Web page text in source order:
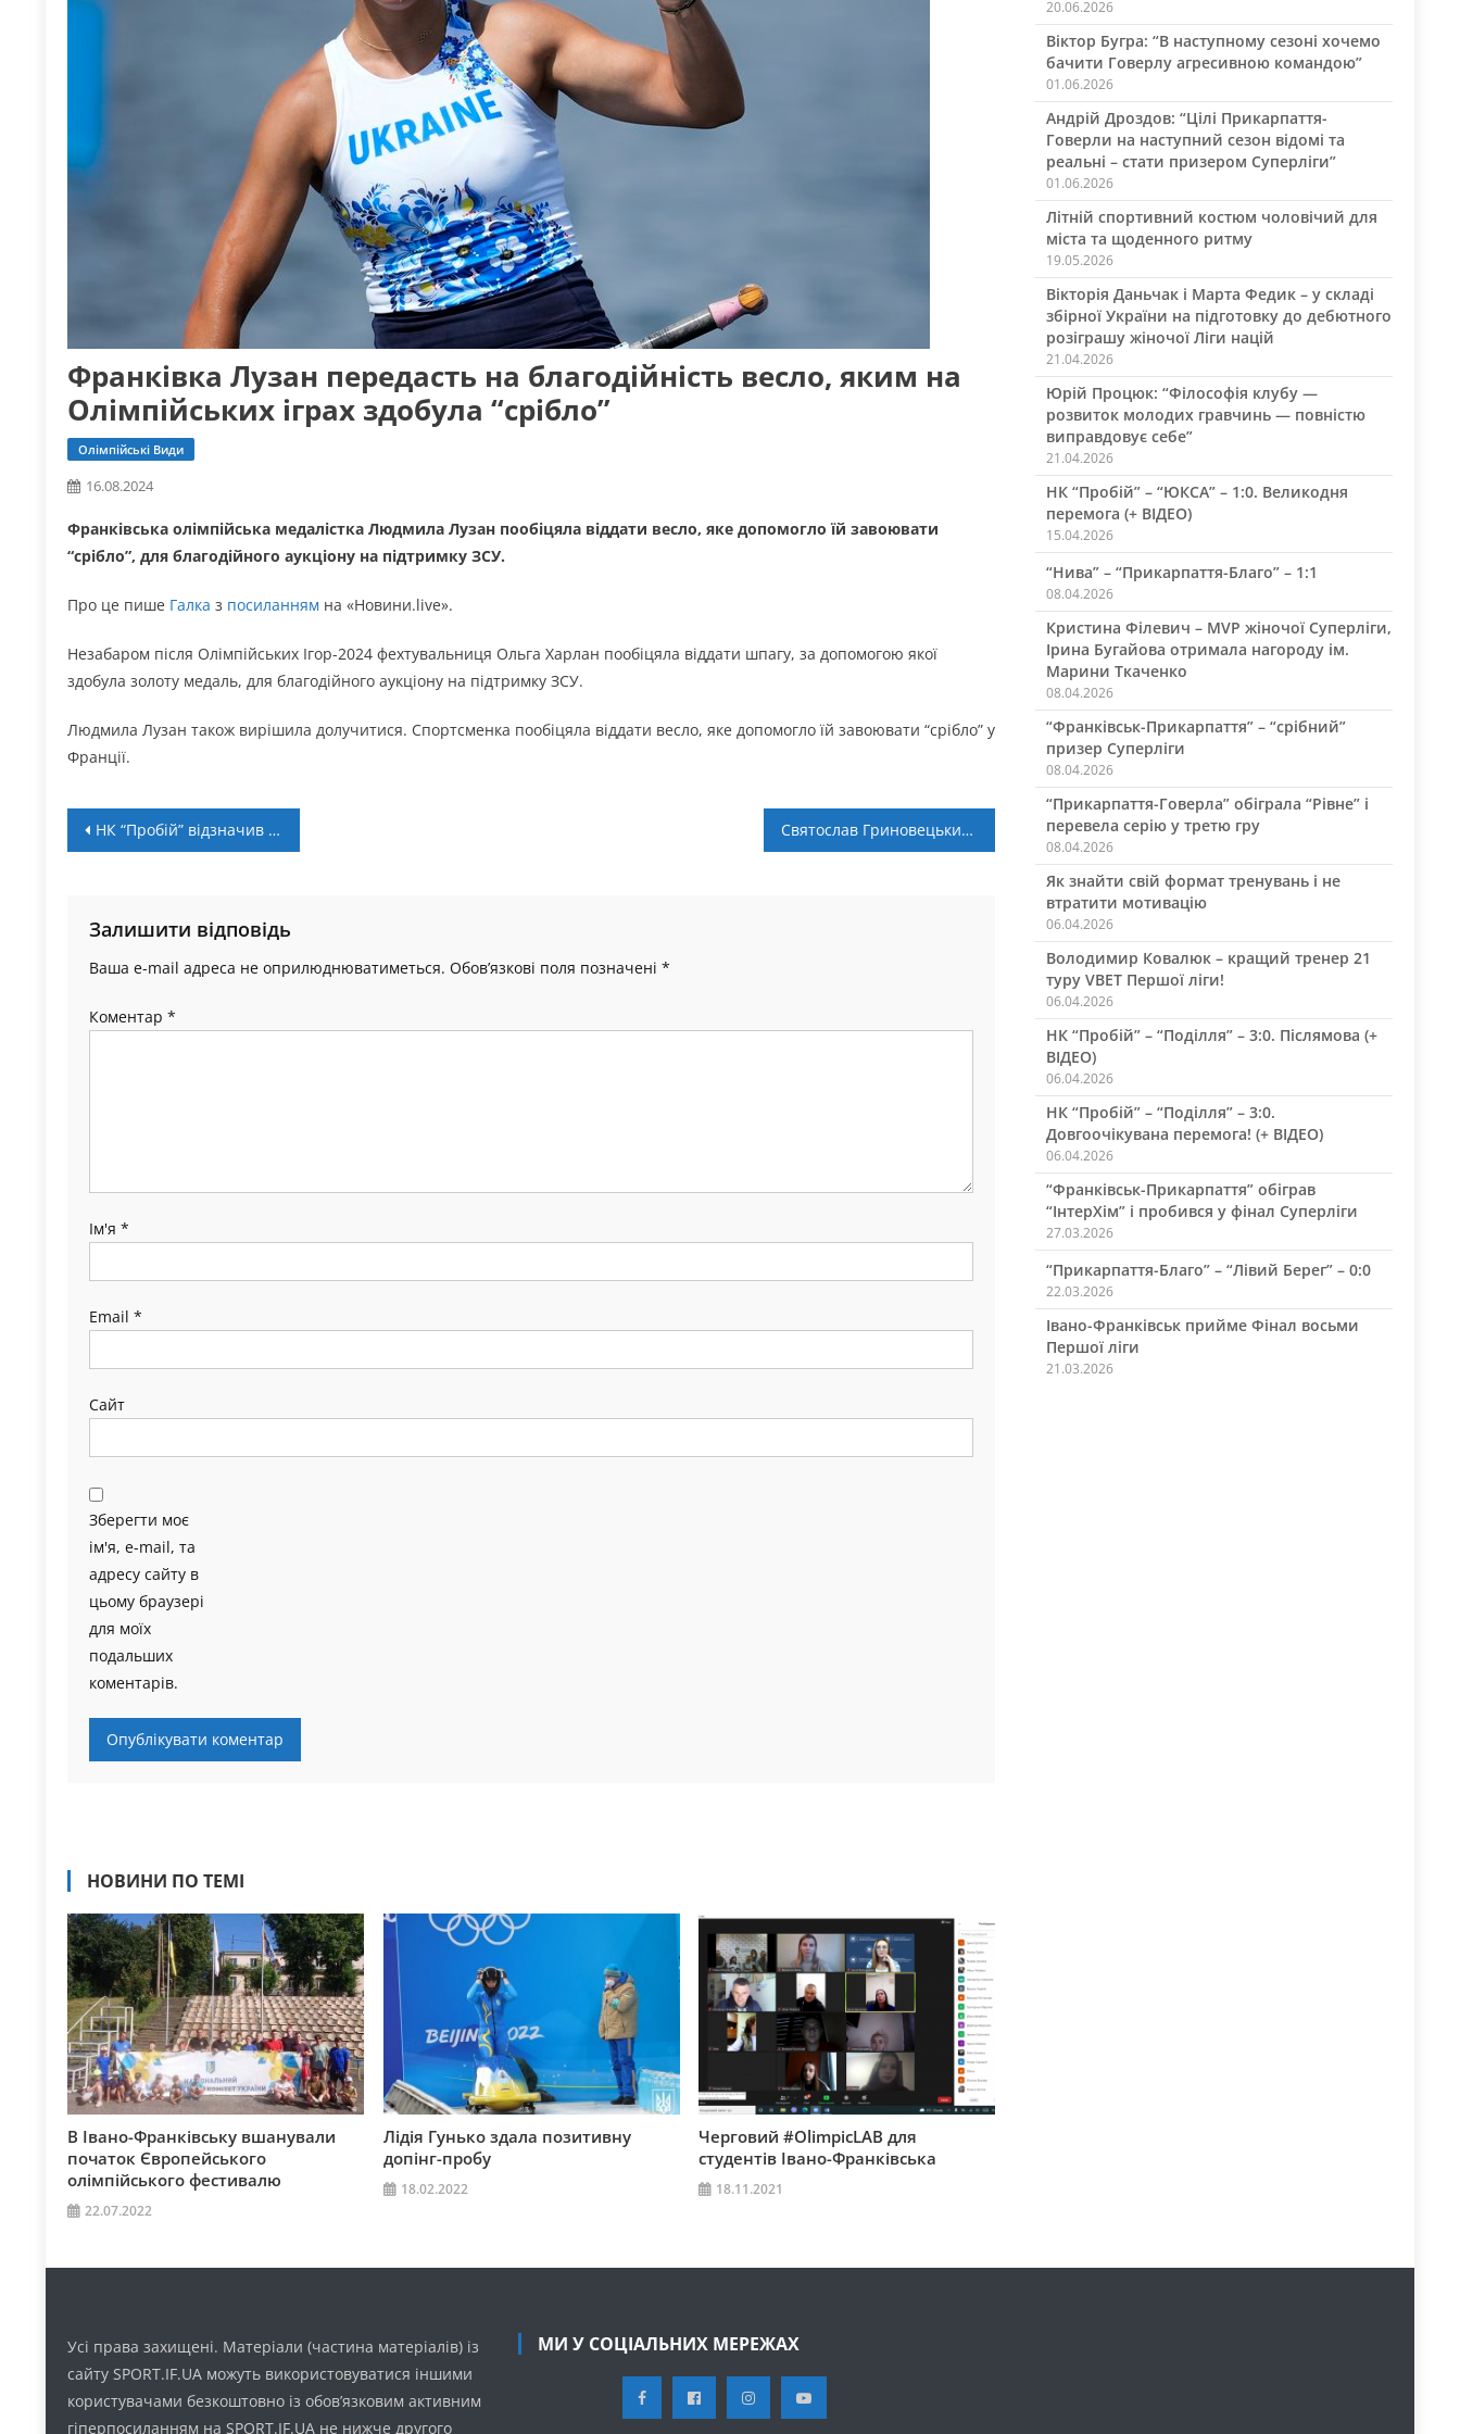
Франківка Лузан передасть на благодійність весло, яким на
Олімпійських іграх здобула “срібло”
Олімпійські Види
16.08.2024
Франківська олімпійська медалістка Людмила Лузан пообіцяла віддати весло, яке допомогло їй завоювати
“срібло”, для благодійного аукціону на підтримку ЗСУ.
Про це пише Галка з посиланням на «Новини.live».
Незабаром після Олімпійських Ігор-2024 фехтувальниця Ольга Харлан пообіцяла віддати шпагу, за допомогою якої
здобула золоту медаль, для благодійного аукціону на підтримку ЗСУ.
Людмила Лузан також вирішила долучитися. Спортсменка пообіцяла віддати весло, яке допомогло їй завоювати “срібло” у
Франції.
Навігація
НК “Пробій” відзначив столітній ювілей! Святослав Гриновецький – другий на відбірковому Svitolina & Stakhovskyi Tour
Залишити відповідь
Ваша e-mail адреса не оприлюднюватиметься. Обов’язкові поля позначені *
Коментар *
Ім'я *
Email *
Сайт
Зберегти моє
ім'я, e-mail, та
адресу сайту в
цьому браузері
для моїх
подальших
коментарів.
НОВИНИ ПО ТЕМІ
В Івано-Франківську вшанували
початок Європейського
олімпійського фестивалю
22.07.2022
Лідія Гунько здала позитивну
допінг-пробу
18.02.2022
Черговий #OlimpicLAB для
студентів Івано-Франківська
18.11.2021
20.06.2026
Віктор Бугра: “В наступному сезоні хочемо
бачити Говерлу агресивною командою”
01.06.2026
Андрій Дроздов: “Цілі Прикарпаття-
Говерли на наступний сезон відомі та
реальні – стати призером Суперліги”
01.06.2026
Літній спортивний костюм чоловічий для
міста та щоденного ритму
19.05.2026
Вікторія Даньчак і Марта Федик – у складі
збірної України на підготовку до дебютного
розіграшу жіночої Ліги націй
21.04.2026
Юрій Процюк: “Філософія клубу —
розвиток молодих гравчинь — повністю
виправдовує себе”
21.04.2026
НК “Пробій” – “ЮКСА” – 1:0. Великодня
перемога (+ ВІДЕО)
15.04.2026
“Нива” – “Прикарпаття-Благо” – 1:1
08.04.2026
Кристина Філевич – MVP жіночої Суперліги,
Ірина Бугайова отримала нагороду ім.
Марини Ткаченко
08.04.2026
“Франківськ-Прикарпаття” – “срібний”
призер Суперліги
08.04.2026
“Прикарпаття-Говерла” обіграла “Рівне” і
перевела серію у третю гру
08.04.2026
Як знайти свій формат тренувань і не
втратити мотивацію
06.04.2026
Володимир Ковалюк – кращий тренер 21
туру VBET Першої ліги!
06.04.2026
НК “Пробій” – “Поділля” – 3:0. Післямова (+
ВІДЕО)
06.04.2026
НК “Пробій” – “Поділля” – 3:0.
Довгоочікувана перемога! (+ ВІДЕО)
06.04.2026
“Франківськ-Прикарпаття” обіграв
“ІнтерХім” і пробився у фінал Суперліги
27.03.2026
“Прикарпаття-Благо” – “Лівий Берег” – 0:0
22.03.2026
Івано-Франківськ прийме Фінал восьми
Першої ліги
21.03.2026
Усі права захищені. Матеріали (частина матеріалів) із
сайту SPORT.IF.UA можуть використовуватися іншими
користувачами безкоштовно із обов’язковим активним
гіперпосиланням на SPORT.IF.UA не нижче другого
МИ У СОЦІАЛЬНИХ МЕРЕЖАХ